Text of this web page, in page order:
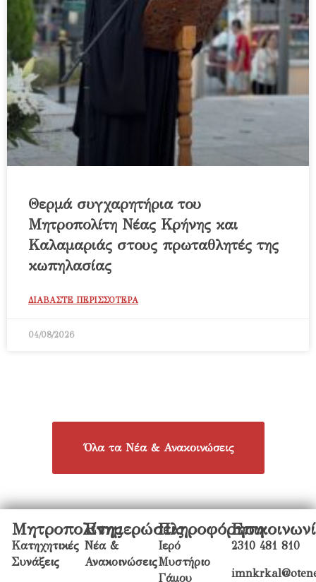
Θερμά συγχαρητήρια του
Μητροπολίτη Νέας Κρήνης και
Καλαμαριάς στους πρωταθλητές της
κωπηλασίας
ΔΙΑΒΑΣΤΕ ΠΕΡΙΣΣΟΤΕΡΑ
04/08/2026
Όλα τα Νέα & Ανακοινώσεις
Μητροπολίτης
Κατηχητικές
Συνάξεις
Ενημερώσεις
Νέα &
Ανακοινώσεις
Πληροφόρηση
Ιερό
Μυστήριο
Γάμου
2310 481 810